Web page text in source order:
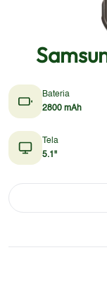
Bateria
2800 mAh
Tela
5.1"